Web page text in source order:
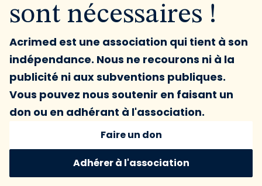
sont nécessaires !
Acrimed est une association qui tient à son
indépendance. Nous ne recourons ni à la
publicité ni aux subventions publiques.
Vous pouvez nous soutenir en faisant un
don ou en adhérant à l'association.
Faire un don
Adhérer à l'association